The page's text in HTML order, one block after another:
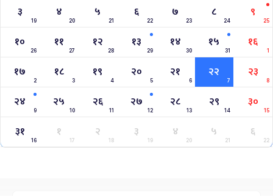
३
19
४
20
५
21
६
22
७
23
८
24
९
25
१०
26
११
27
१२
28
१३
29
१४
30
१५
31
१६
1
१७
2
१८
3
१९
4
२०
5
२१
6
२२
7
२३
8
२४
9
२५
10
२६
11
२७
12
२८
13
२९
14
३०
15
३१
16
१
17
२
18
३
19
४
20
५
21
६
22